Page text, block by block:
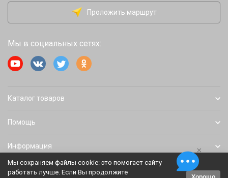
Проложить маршрут
Мы в социальных сетях:
Каталог товаров
Помощь
Информация
Мы сохраняем файлы cookie: это помогает сайту
работать лучше. Если Вы продолжите
×